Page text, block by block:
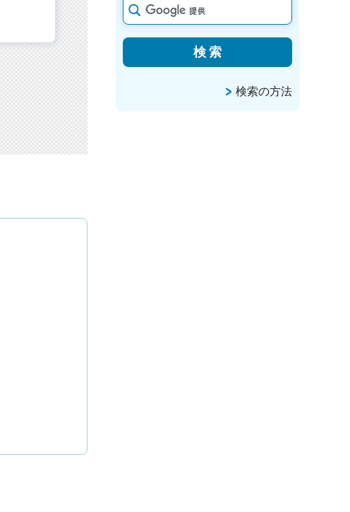
検索の方法